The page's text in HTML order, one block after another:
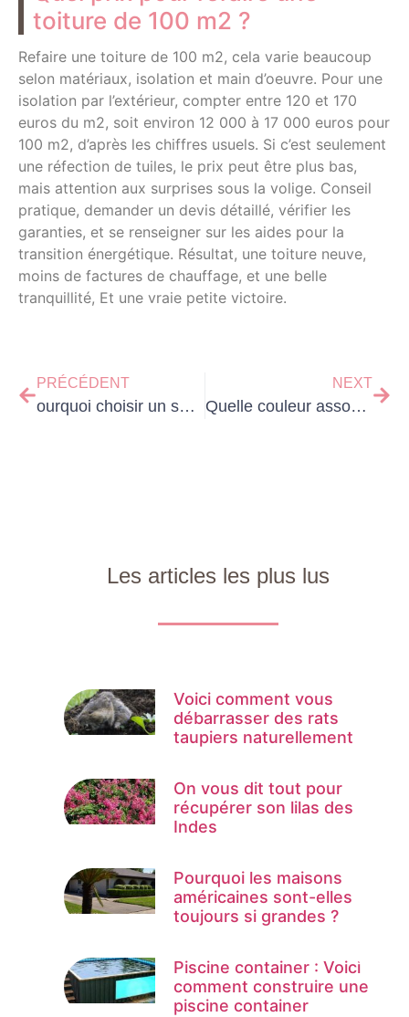
toiture de 100 m2 ?
Refaire une toiture de 100 m2, cela varie beaucoup
selon matériaux, isolation et main d’oeuvre. Pour une
isolation par l’extérieur, compter entre 120 et 170
euros du m2, soit environ 12 000 à 17 000 euros pour
100 m2, d’après les chiffres usuels. Si c’est seulement
une réfection de tuiles, le prix peut être plus bas,
mais attention aux surprises sous la volige. Conseil
pratique, demander un devis détaillé, vérifier les
garanties, et se renseigner sur les aides pour la
transition énergétique. Résultat, une toiture neuve,
moins de factures de chauffage, et une belle
tranquillité, Et une vraie petite victoire.
PRÉCÉDENT
ourquoi choisir un service de déménagement et installation ?
NEXT
Quelle couleur associer au bleu : la palette idéale pour chaque pièce ?
Les articles les plus lus
Voici comment vous
débarrasser des rats
taupiers naturellement
On vous dit tout pour
récupérer son lilas des
Indes
Pourquoi les maisons
américaines sont-elles
toujours si grandes ?
Piscine container : Voici
comment construire une
piscine container